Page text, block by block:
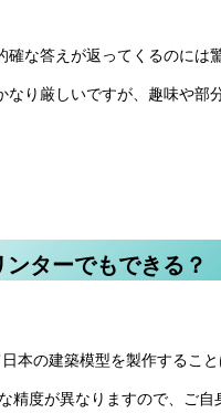
確な答えが返ってくるのに
なり厳しいですが、趣味や部
ターでもできる？
本の建築模型を製作するこ
精度が異なりますので、ご